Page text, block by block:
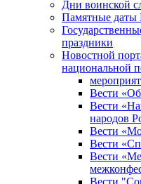
Дни воинской
Памятные даты
праздники
Новостной
национальной
Вести
Вести
народов
Вести
Вести
Вести